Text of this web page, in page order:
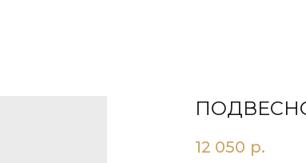
12 050 р.